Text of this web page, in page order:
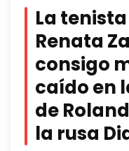
La
Renata
consigo
caído en
de
la rusa